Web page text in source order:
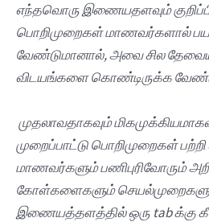
எந்தவொரு இணையதளவும்
பொறிமுறைகள் மாணவர்களால்
வேண்டுமானால், அவை சில
விடயங்களை கொண்டிருக்க
முதலாவதாகவும்
முறைப்பாட்டு பொறிமுறைகள்
மாணவர்களும் பணிபுரிவோரும்
கோள்களைகளும்
இணையத்தளத்தில் ஒரு tab க்கு